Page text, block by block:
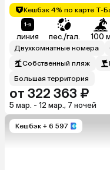
Кешбэк 4% по карте Т-
линия пес./гал. 100 м
Двухкомнатные номера
Собственный пляж
Большая территория
от 322 363 ₽
5 мар. - 12 мар., 7 ночей
Кешбэк + 6 597